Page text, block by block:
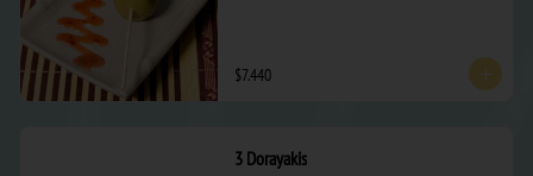
$7.440
3 Dorayakis